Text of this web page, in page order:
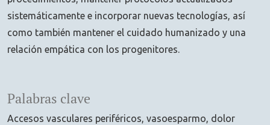
Palabras clave
Accesos vasculares periféricos vasoesparmo dolor
sistemáticamente e incorporar nuevas tecnologías, así
como también mantener el cuidado humanizado y una
relación empática con los progenitores.